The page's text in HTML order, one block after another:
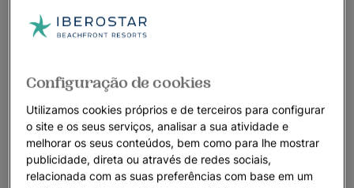
Configuração de cookies
Utilizamos cookies próprios e de terceiros para configurar
o site e os seus serviços, analisar a sua atividade e
melhorar os seus conteúdos, bem como para lhe mostrar
publicidade, direta ou através de redes sociais,
relacionada com as suas preferências com base em um